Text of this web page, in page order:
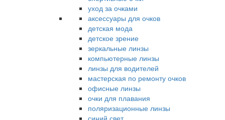
уход за очками
аксессуары для очков
детская мода
детское зрение
зеркальные линзы
компьютерные линзы
линзы для водителей
мастерская по ремонту очков
офисные линзы
очки для плавания
поляризационные линзы